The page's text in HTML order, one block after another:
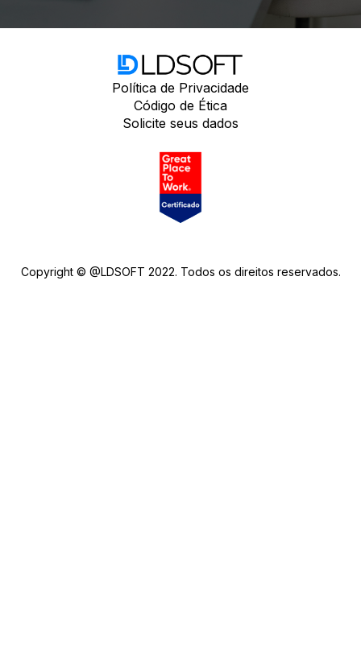
Política de Privacidade
Código de Ética
Solicite seus dados
Copyright © @LDSOFT 2022. Todos os direitos reservados.